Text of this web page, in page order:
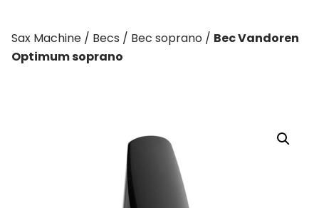
Sax Machine / Becs / Bec soprano / Bec Vandoren
Optimum soprano